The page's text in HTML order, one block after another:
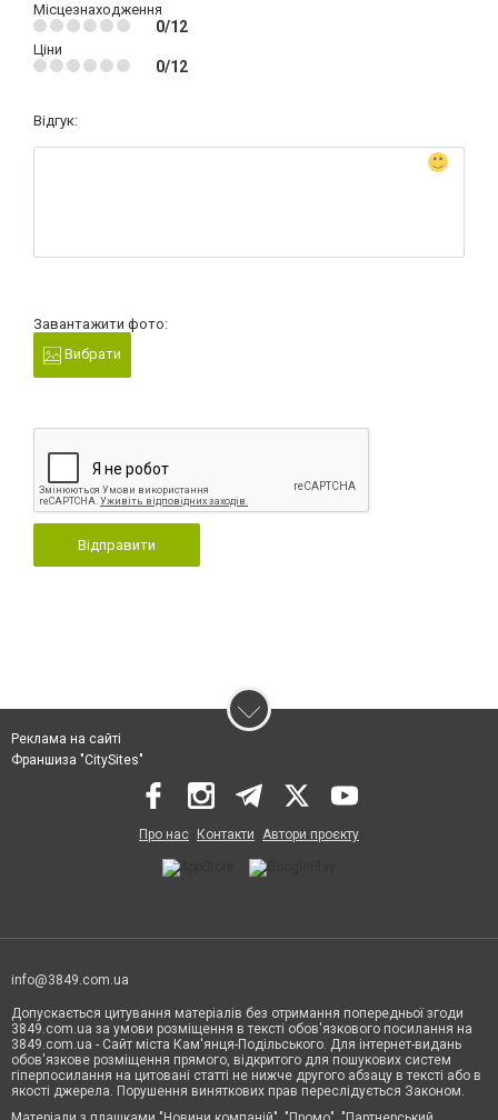
Місцезнаходження
0/12
Ціни
0/12
Відгук:
Завантажити фото:
Вибрати
Відправити
Реклама на сайті
Франшиза "CitySites"
Про нас Контакти Автори проєкту
info@3849.com.ua
Допускається цитування матеріалів без отримання попередньої згоди
3849.com.ua за умови розміщення в тексті обов'язкового посилання на
3849.com.ua - Сайт міста Кам'янця-Подільського. Для інтернет-видань
обов'язкове розміщення прямого, відкритого для пошукових систем
гіперпосилання на цитовані статті не нижче другого абзацу в тексті або в
якості джерела. Порушення виняткових прав переслідується Законом.